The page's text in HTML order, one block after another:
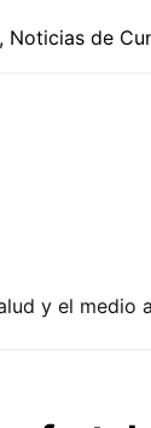
y el medio